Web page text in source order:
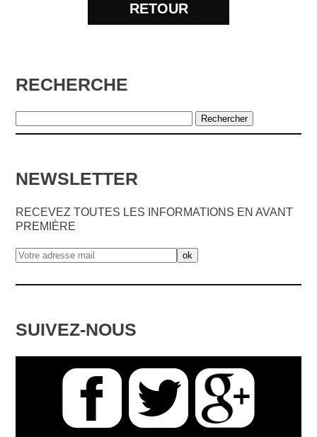
RETOUR
RECHERCHE
NEWSLETTER
RECEVEZ TOUTES LES INFORMATIONS EN AVANT
PREMIÈRE
SUIVEZ-NOUS